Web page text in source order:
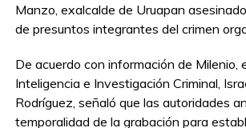
Manzo, exalcalde de Uruapan
de presuntos integrantes del crimen
De acuerdo con información de Milenio,
Inteligencia e Investigación Criminal,
Rodríguez, señaló que las autoridades
temporalidad de la grabación para